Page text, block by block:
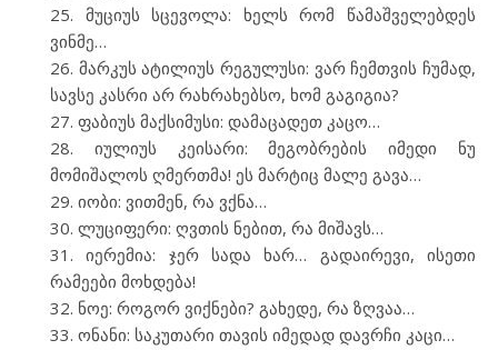
მუციუს სცევოლა: ხელს რომ წამაშველებდეს
ვინმე…
მარკუს ატილიუს რეგულუსი: ვარ ჩემთვის ჩუმად,
სავსე კასრი არ რახრახებსო, ხომ გაგიგია?
ფაბიუს მაქსიმუსი: დამაცადეთ კაცო…
იულიუს კეისარი: მეგობრების იმედი ნუ
მომიშალოს ღმერთმა! ეს მარტიც მალე გავა…
იობი: ვითმენ, რა ვქნა…
ლუციფერი: ღვთის ნებით, რა მიშავს…
იერემია: ჯერ სადა ხარ… გადაირევი, ისეთი
რამეები მოხდება!
ნოე: როგორ ვიქნები? გახედე, რა ზღვაა…
ონანი: საკუთარი თავის იმედად დავრჩი კაცი…